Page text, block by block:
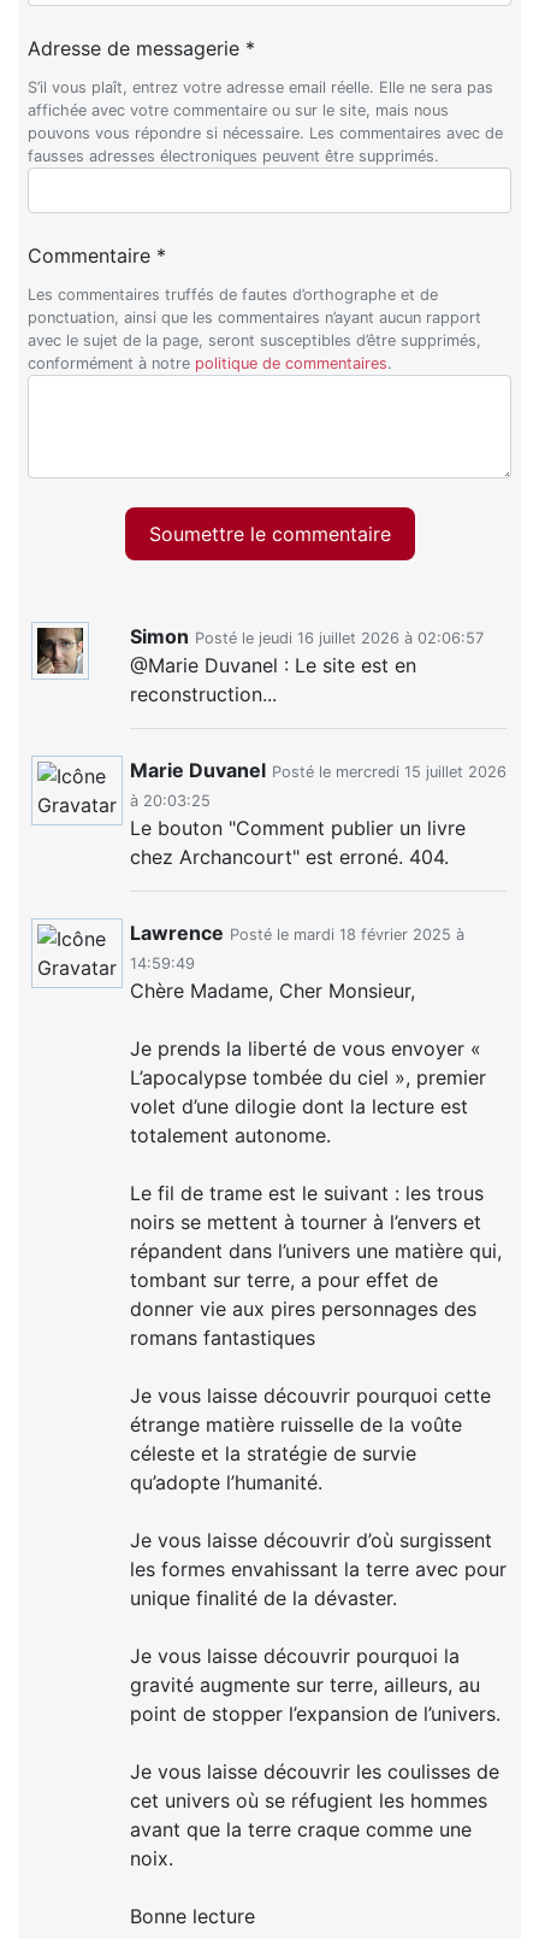
Adresse de messagerie *
S’il vous plaît, entrez votre adresse email réelle. Elle ne sera pas
affichée avec votre commentaire ou sur le site, mais nous
pouvons vous répondre si nécessaire. Les commentaires avec de
fausses adresses électroniques peuvent être supprimés.
Commentaire *
Les commentaires truffés de fautes d’orthographe et de
ponctuation, ainsi que les commentaires n’ayant aucun rapport
avec le sujet de la page, seront susceptibles d’être supprimés,
conformément à notre politique de commentaires.
Soumettre le commentaire
Simon Posté le jeudi 16 juillet 2026 à 02:06:57
@Marie Duvanel : Le site est en
reconstruction...
Marie Duvanel Posté le mercredi 15 juillet 2026
à 20:03:25
Le bouton "Comment publier un livre
chez Archancourt" est erroné. 404.
Lawrence Posté le mardi 18 février 2025 à
14:59:49
Chère Madame, Cher Monsieur,
Je prends la liberté de vous envoyer «
L’apocalypse tombée du ciel », premier
volet d’une dilogie dont la lecture est
totalement autonome.
Le fil de trame est le suivant : les trous
noirs se mettent à tourner à l’envers et
répandent dans l’univers une matière qui,
tombant sur terre, a pour effet de
donner vie aux pires personnages des
romans fantastiques
Je vous laisse découvrir pourquoi cette
étrange matière ruisselle de la voûte
céleste et la stratégie de survie
qu’adopte l’humanité.
Je vous laisse découvrir d’où surgissent
les formes envahissant la terre avec pour
unique finalité de la dévaster.
Je vous laisse découvrir pourquoi la
gravité augmente sur terre, ailleurs, au
point de stopper l’expansion de l’univers.
Je vous laisse découvrir les coulisses de
cet univers où se réfugient les hommes
avant que la terre craque comme une
noix.
Bonne lecture